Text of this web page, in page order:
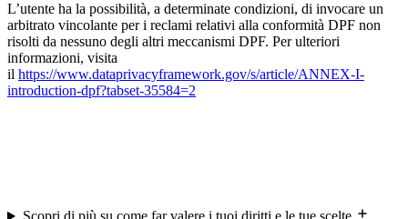
L’utente ha la possibilità, a determinate condizioni, di invocare un
arbitrato vincolante per i reclami relativi alla conformità DPF non
risolti da nessuno degli altri meccanismi DPF. Per ulteriori
informazioni, visita
il https://www.dataprivacyframework.gov/s/article/ANNEX-I-
introduction-dpf?tabset-35584=2